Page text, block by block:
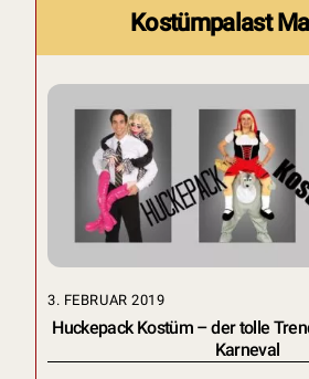
Kostümpalast
3. FEBRUAR 2019
Huckepack Kostüm – der tolle
Karneval